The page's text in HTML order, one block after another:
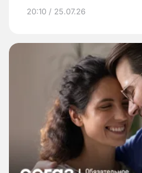
20:10 / 25.07.26